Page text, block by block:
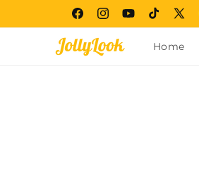
content
FacebookInstagram
YouTubeTikTok
X
Home